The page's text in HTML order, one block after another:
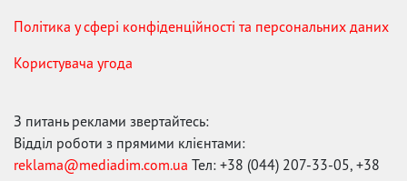
Політика у сфері конфіденційності та персональних даних
Користувача угода
З питань реклами звертайтесь:
Відділ роботи з прямими клієнтами:
reklama@mediadim.com.ua Тел: +38 (044) 207-33-05, +38